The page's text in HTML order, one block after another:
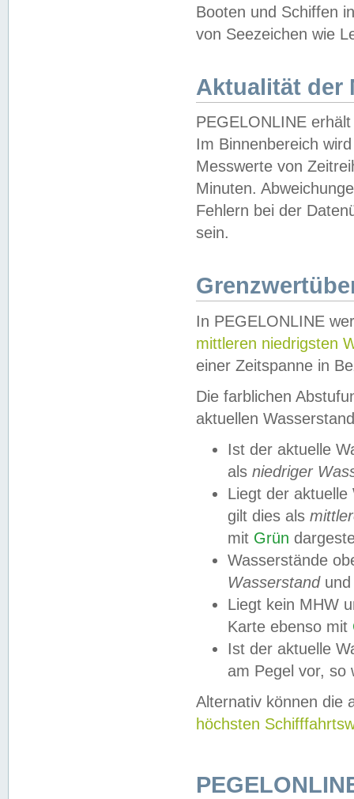
Booten und Schiffen
von Seezeichen wie
Aktualität der
PEGELONLINE
Im Binnenbereich
Messwerte von
Minuten.
Fehlern bei der
sein.
In PEGELONLINE
mittleren niedrigsten
einer Zeitspanne in
Die farblichen
aktuellen
Ist der aktuelle
als niedriger
Liegt der
gilt dies als
mit Grün
Wasserstände
Wasserstandund
Liegt kein MHW
Karte ebenso mit
Ist der aktuelle
am Pegel vor,
Alternativ können die
höchsten